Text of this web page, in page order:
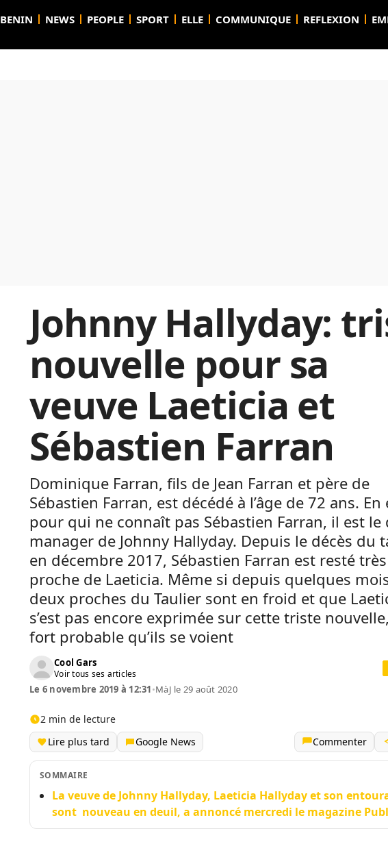
BENIN NEWS PEOPLE SPORT ELLE COMMUNIQUE REFLEXION
Johnny Hallyday:
nouvelle pour sa
veuve Laeticia et
Sébastien Farran
Dominique Farran, fils de Jean Farran et père de
Sébastien Farran, est décédé à l’âge de 72 ans. En
pour qui ne connaît pas Sébastien Farran, il est le
manager de Johnny Hallyday. Depuis le décès du
en décembre 2017, Sébastien Farran est resté très
proche de Laeticia. Même si depuis quelques
deux proches du Taulier sont en froid et que
s’est pas encore exprimée sur cette triste
fort probable qu’ils se voient
Cool Gars
Voir tous ses articles
Le 6 novembre 2019 à 12:31•MàJ le 29 août 2020
2 min de lecture
Lire plus tard
Google News Commenter
SOMMAIRE
La veuve de Johnny Hallyday, Laeticia Hallyday et son
sont nouveau en deuil, a annoncé mercredi le magazine